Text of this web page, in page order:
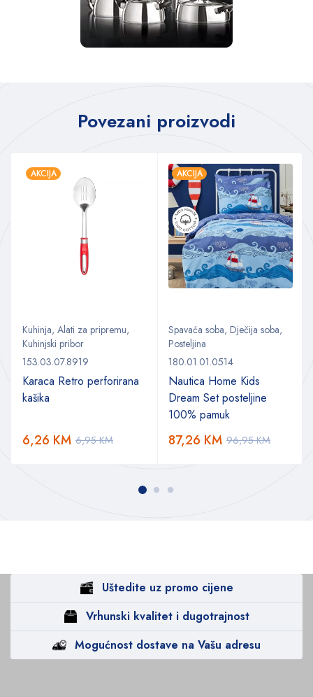
Povezani proizvodi
AKCIJA
Kuhinja, Alati za pripremu,
Kuhinjski pribor
153.03.07.8919
Karaca Retro perforirana
kašika
6,95KM
6,26 KM
AKCIJA
Spavaća soba, Dječija soba,
Posteljina
180.01.01.0514
Nautica Home Kids
Dream Set posteljine
100% pamuk
96,95KM
87,26 KM
Uštedite uz promo cijene
Vrhunski kvalitet i dugotrajnost
Mogućnost dostave na Vašu adresu